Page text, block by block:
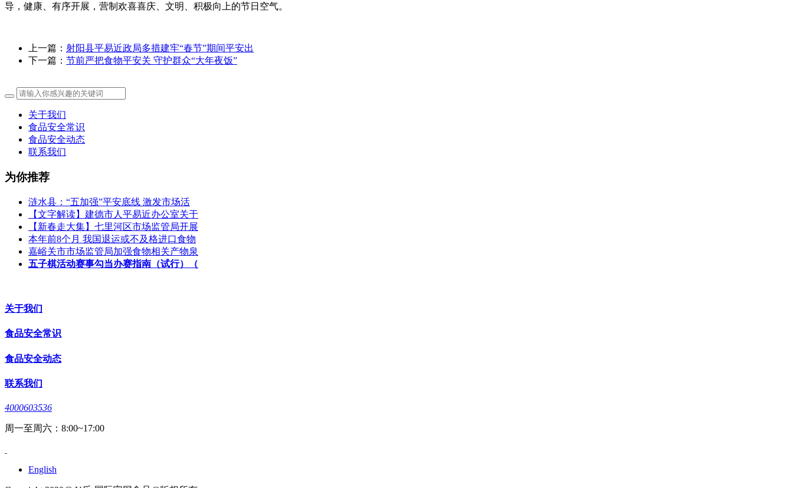
导，健康、有序开展，营制欢喜喜庆、文明、积极向上的节日空气。
上一篇： 射阳县平易近政局多措建牢“春节”期间平安出
下一篇： 节前严把食物平安关 守护群众“大年夜饭”
关于我们
食品安全常识
食品安全动态
联系我们
为你推荐
涟水县：“五加强”平安底线 激发市场活
【文字解读】建德市人平易近办公室关于
【新春走大集】七里河区市场监管局开展
本年前8个月 我国退运或不及格进口食物
嘉峪关市市场监管局加强食物相关产物泉
五子棋活动赛事勾当办赛指南（试行）（
关于我们
食品安全常识
食品安全动态
联系我们
4000603536
周一至周六：8:00~17:00
English